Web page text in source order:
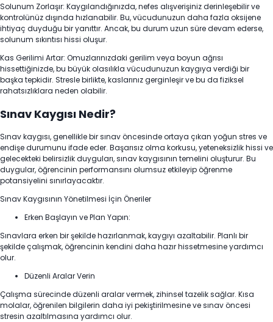
Solunum Zorlaşır: Kaygılandığınızda, nefes alışverişiniz derinleşebilir ve
kontrolünüz dışında hızlanabilir. Bu, vücudunuzun daha fazla oksijene
ihtiyaç duyduğu bir yanıttır. Ancak, bu durum uzun süre devam ederse,
solunum sıkıntısı hissi oluşur.
Kas Gerilimi Artar: Omuzlarınızdaki gerilim veya boyun ağrısı
hissettiğinizde, bu büyük olasılıkla vücudunuzun kaygıya verdiği bir
başka tepkidir. Stresle birlikte, kaslarınız gerginleşir ve bu da fiziksel
rahatsızlıklara neden olabilir.
Sınav Kaygısı Nedir?
Sınav kaygısı, genellikle bir sınav öncesinde ortaya çıkan yoğun stres ve
endişe durumunu ifade eder. Başarısız olma korkusu, yeteneksizlik hissi ve
gelecekteki belirsizlik duyguları, sınav kaygısının temelini oluşturur. Bu
duygular, öğrencinin performansını olumsuz etkileyip öğrenme
potansiyelini sınırlayacaktır.
Sınav Kaygısının Yönetilmesi İçin Öneriler
Erken Başlayın ve Plan Yapın:
Sınavlara erken bir şekilde hazırlanmak, kaygıyı azaltabilir. Planlı bir
şekilde çalışmak, öğrencinin kendini daha hazır hissetmesine yardımcı
olur.
Düzenli Aralar Verin
Çalışma sürecinde düzenli aralar vermek, zihinsel tazelik sağlar. Kısa
molalar, öğrenilen bilgilerin daha iyi pekiştirilmesine ve sınav öncesi
stresin azaltılmasına yardımcı olur.